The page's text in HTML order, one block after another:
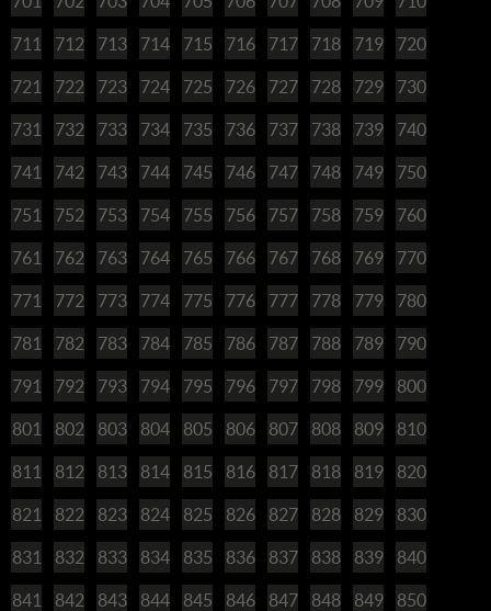
711 712 713 714 715 716 717 718 719 720
721 722 723 724 725 726 727 728 729 730
731 732 733 734 735 736 737 738 739 740
741 742 743 744 745 746 747 748 749 750
751 752 753 754 755 756 757 758 759 760
761 762 763 764 765 766 767 768 769 770
771 772 773 774 775 776 777 778 779 780
781 782 783 784 785 786 787 788 789 790
791 792 793 794 795 796 797 798 799 800
801 802 803 804 805 806 807 808 809 810
811 812 813 814 815 816 817 818 819 820
821 822 823 824 825 826 827 828 829 830
831 832 833 834 835 836 837 838 839 840
841 842 843 844 845 846 847 848 849 850